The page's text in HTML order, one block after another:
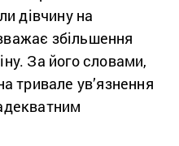
дівчину на
збільшення
За його словами,
тривале ув’язнення